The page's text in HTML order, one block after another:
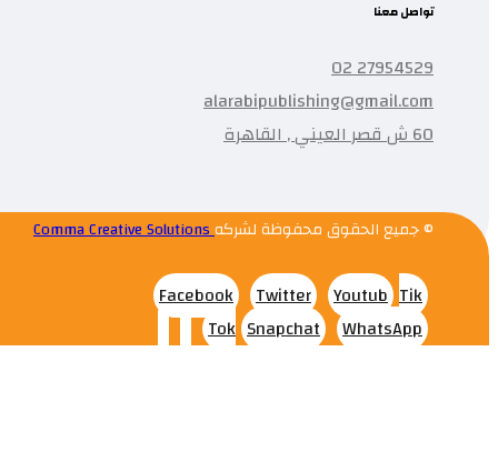
تواصل معنا
27954529 02
alarabipublishing@gmail.com
60 ش قصر العيني , القاهرة
© جميع الحقوق محفوظة لشركهComma Creative Solutions
Facebook Twitter Youtub Tik
Tok Snapchat WhatsApp